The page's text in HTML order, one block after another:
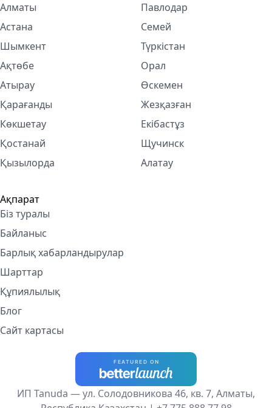
Алматы
Астана
Шымкент
Ақтөбе
Атырау
Қарағанды
Көкшетау
Қостанай
Қызылорда
Павлодар
Семей
Түркістан
Орал
Өскемен
Жезқазған
Екібастұз
Щучинск
Алатау
Ақпарат
Біз туралы
Байланыс
Барлық хабарландырулар
Шарттар
Құпиялылық
Блог
Сайт картасы
ИП Tanuda — ул. Солодовникова 46, кв. 7, Алматы,